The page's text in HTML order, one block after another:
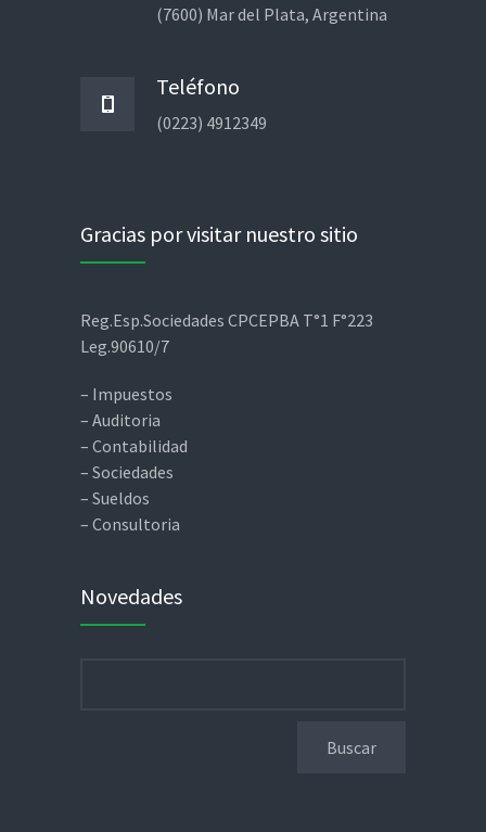
(7600) Mar del Plata, Argentina
Teléfono
(0223) 4912349
Gracias por visitar nuestro sitio
Reg.Esp.Sociedades CPCEPBA T°1 F°223
Leg.90610/7
– Impuestos
– Auditoria
– Contabilidad
– Sociedades
– Sueldos
– Consultoria
Novedades